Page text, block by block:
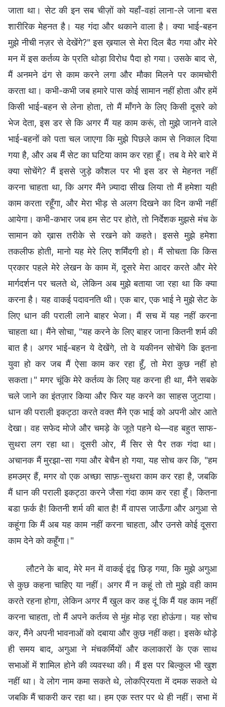
जाता था। सेट की इन सब चीज़ों को यहाँ-वहां लाना-ले जाना बस
शारीरिक मेहनत है। यह गंदा और थकाने वाला है। क्या भाई-बहन
मुझे नीची नज़र से देखेंगे?" इस ख़याल से मेरा दिल बैठ गया और मेरे
मन में इस कर्तव्य के प्रति थोड़ा विरोध पैदा हो गया। उसके बाद से,
मैं अनमने ढंग से काम करने लगा और मौका मिलने पर कामचोरी
करता था। कभी-कभी जब हमारे पास कोई सामान नहीं होता और हमें
किसी भाई-बहन से लेना होता, तो मैं माँगने के लिए किसी दूसरे को
भेज देता, इस डर से कि अगर मैं यह काम करूं, तो मुझे जानने वाले
भाई-बहनों को पता चल जाएगा कि मुझे पिछले काम से निकाल दिया
गया है, और अब मैं सेट का घटिया काम कर रहा हूँ। तब वे मेरे बारे में
क्या सोचेंगे? मैं इससे जुड़े कौशल पर भी इस डर से मेहनत नहीं
करना चाहता था, कि अगर मैंने ज़्यादा सीख लिया तो मैं हमेशा यही
काम करता रहूँगा, और मेरा भीड़ से अलग दिखने का दिन कभी नहीं
आयेगा। कभी-कभार जब हम सेट पर होते, तो निर्देशक मुझसे मंच के
सामान को ख़ास तरीके से रखने को कहते। इससे मुझे हमेशा
तकलीफ होती, मानो यह मेरे लिए शर्मिंदगी हो। मैं सोचता कि किस
प्रकार पहले मेरे लेखन के काम में, दूसरे मेरा आदर करते और मेरे
मार्गदर्शन पर चलते थे, लेकिन अब मुझे बताया जा रहा था कि क्या
करना है। यह वाकई पदावनति थी। एक बार, एक भाई ने मुझे सेट के
लिए धान की पराली लाने बाहर भेजा। मैं सच में यह नहीं करना
चाहता था। मैंने सोचा, "यह करने के लिए बाहर जाना कितनी शर्म की
बात है। अगर भाई-बहन ये देखेंगे, तो वे यकीनन सोचेंगे कि इतना
युवा हो कर जब मैं ऐसा काम कर रहा हूँ, तो मेरा कुछ नहीं हो
सकता।" मगर चूंकि मेरे कर्तव्य के लिए यह करना ही था, मैंने सबके
चले जाने का इंतज़ार किया और फिर यह करने का साहस जुटाया।
धान की पराली इकट्ठा करते वक्त मैंने एक भाई को अपनी ओर आते
देखा। वह सफेद मोजे और चमड़े के जूते पहने थे—वह बहुत साफ-
सुथरा लग रहा था। दूसरी ओर, मैं सिर से पैर तक गंदा था।
अचानक मैं मुरझा-सा गया और बेचैन हो गया, यह सोच कर कि, "हम
हमउम्र हैं, मगर वो एक अच्छा साफ़-सुथरा काम कर रहा है, जबकि
मैं धान की पराली इकट्ठा करने जैसा गंदा काम कर रहा हूँ। कितना
बडा फ़र्क है! कितनी शर्म की बात है! मैं वापस जाऊँगा और अगुआ से
कहूंगा कि मैं अब यह काम नहीं करना चाहता, और उनसे कोई दूसरा
काम देने को कहूँगा।"
लौटने के बाद, मेरे मन में वाकई द्वंद्व छिड़ गया, कि मुझे अगुआ
से कुछ कहना चाहिए या नहीं। अगर मैं न कहूं तो तो मुझे वही काम
करते रहना होगा, लेकिन अगर मैं खुल कर कह दूं कि मैं यह काम नहीं
करना चाहता, तो मैं अपने कर्तव्य से मुंह मोड़ रहा होऊंगा। यह सोच
कर, मैंने अपनी भावनाओं को दबाया और कुछ नहीं कहा। इसके थोड़े
ही समय बाद, अगुआ ने मंचकर्मियों और कलाकारों के एक साथ
सभाओं में शामिल होने की व्यवस्था की। मैं इस पर बिल्कुल भी खुश
नहीं था। वे लोग नाम कमा सकते थे, लोकप्रियता में दमक सकते थे
जबकि मैं चाकरी कर रहा था। हम एक स्तर पर थे ही नहीं। सभा में